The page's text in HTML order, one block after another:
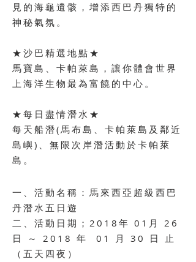
見的海龜遺骸，增添西巴丹獨特的
神秘氣氛。
★沙巴精選地點★
馬寶島、卡帕萊島，讓你體會世界
上海洋生物最為富饒的中心。
★每日盡情潛水★
每天船潛(馬布島、卡帕萊島及鄰近
島嶼)、無限次岸潛活動於卡帕萊
島。
一、活動名稱：馬來西亞超級西巴
丹潛水五日遊
二、活動日期；2018年 01月 26
日 ～ 2018 年 01 月 30 日 止
（五天四夜）